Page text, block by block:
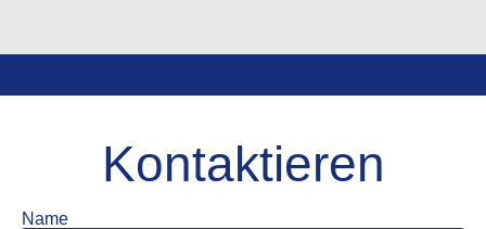
Kontaktieren
Name